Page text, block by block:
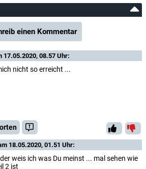
einen Kommentar
17.05.2020, 08.57 Uhr:
nicht so erreicht ...
18.05.2020, 01.51 Uhr:
weis ich was Du meinst ... mal sehen wie
2 ist